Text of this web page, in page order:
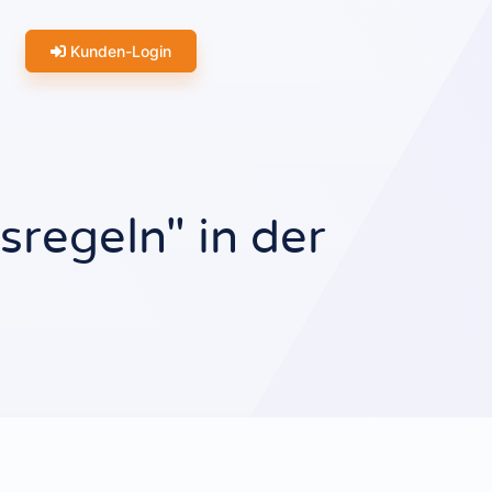
Kunden-Login
in der